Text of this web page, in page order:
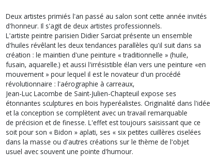
Deux artistes primiés l'an passé au salon sont cette année invités
d'honneur. Il s'agit de deux artistes professionnels.
L'artiste peintre parisien Didier Sarciat présente un ensemble
d'huiles révêlant les deux tendances parallèles qu'il suit dans sa
création : le maintien d'une peinture « traditionnelle » (huile,
fusain, aquarelle.) et aussi l'irrésistible élan vers une peinture «en
mouvement » pour lequel il est le novateur d'un procédé
révolutionnaire : l'aérographie à carreaux,
Jean-Luc Lacombe de Saint-Julien-Chapteuil expose ses
étonnantes sculptures en bois hyperéalistes. Originalité dans l'idée
et la conception se complètent avec un travail remarquable
de précision et de finesse. L'effet est toujours saisissant que ce
soit pour son « Bidon » aplati, ses « six petites cuillères ciselées
dans la masse ou d'autres créations sur le thème de l'objet
usuel avec souvent une pointe d'humour.